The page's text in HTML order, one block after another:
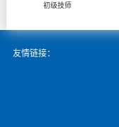
初级技师
友情链接：